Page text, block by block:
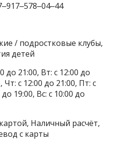
/ подростковые клубы,
детей
до 21:00, Вт: с 12:00 до
Чт: с 12:00 до 21:00, Пт: с
19:00, Вс: с 10:00 до
Наличный расчёт,
с карты